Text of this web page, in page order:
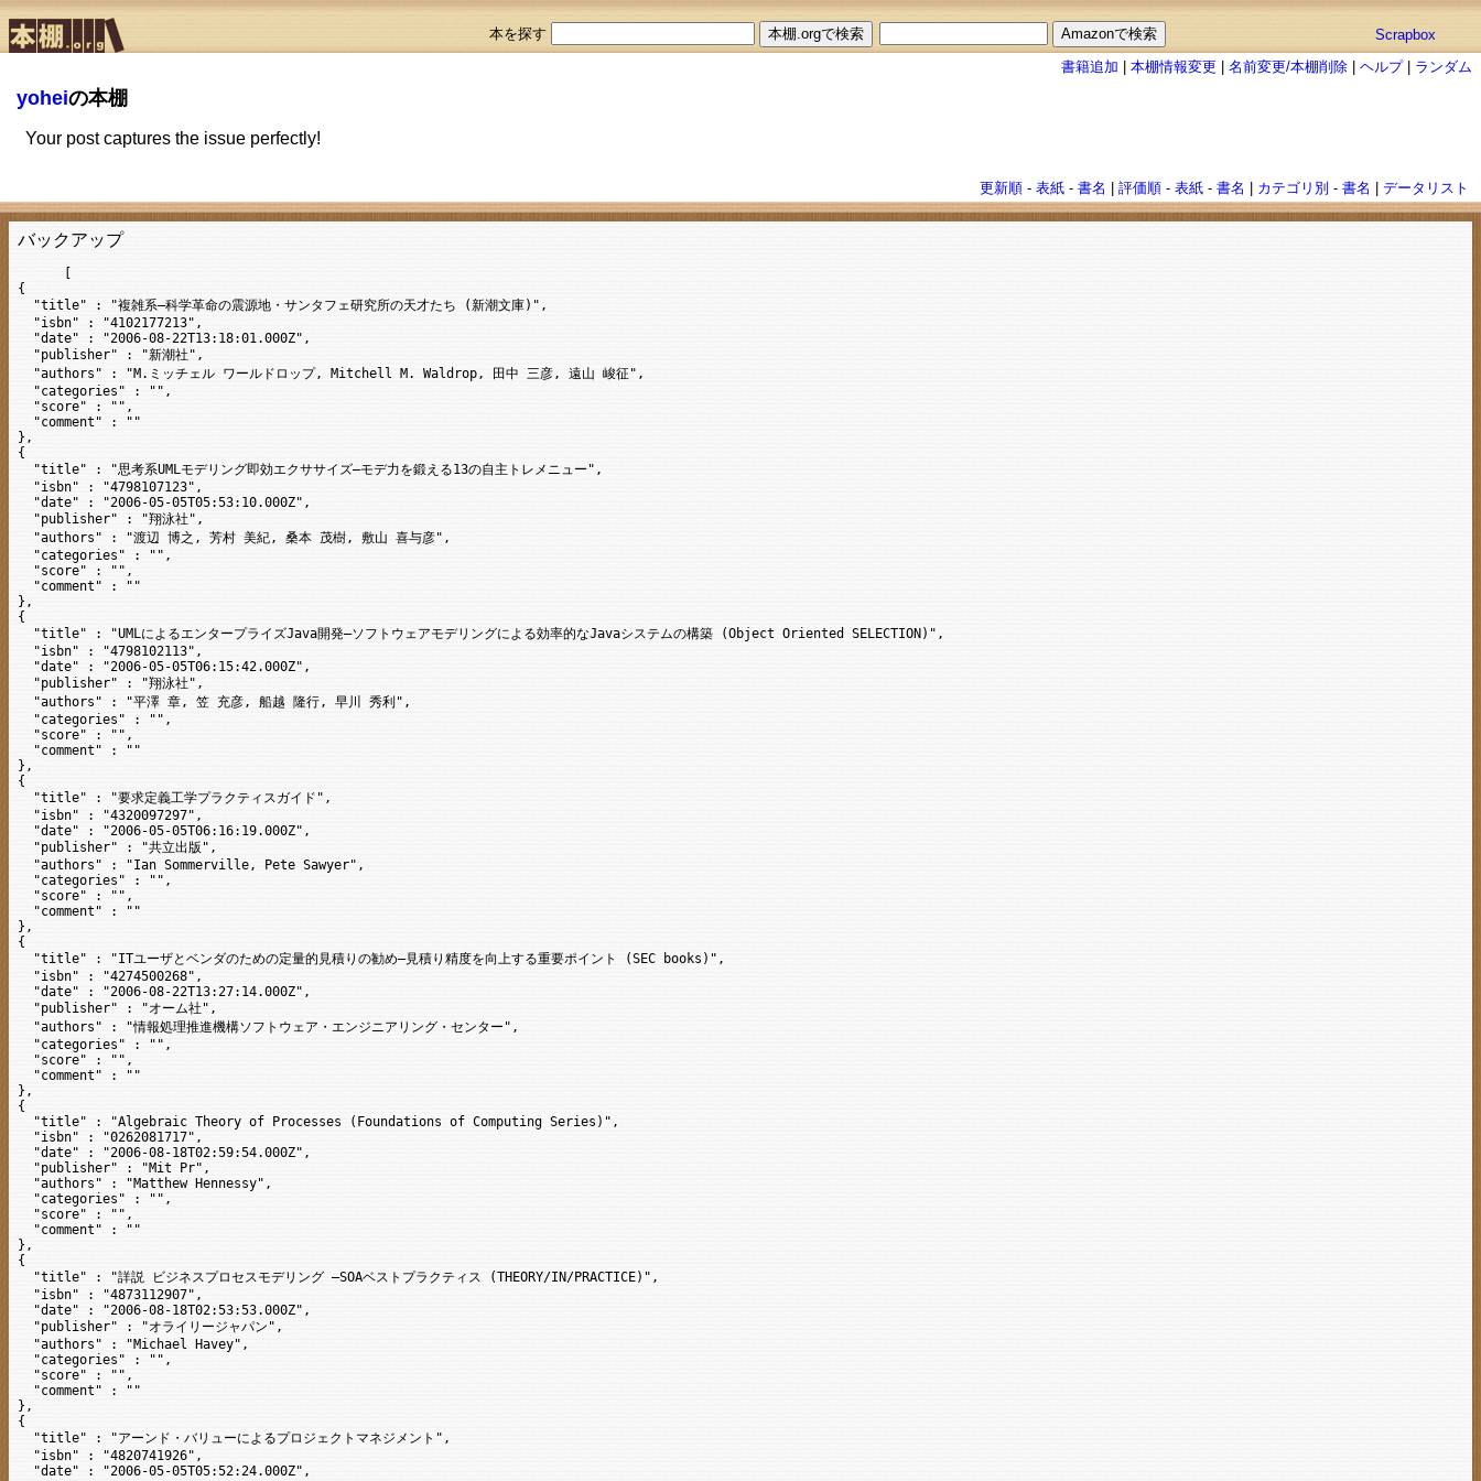
本を探す
Scrapbox
書籍追加 |本棚情報変更 |名前変更/本棚削除 |ヘルプ| ランダム
yoheiの本棚
Your post captures the issue perfectly!
更新順 -表紙 -書名 |評価順 -表紙 -書名 カテゴリ別 -書名 |データリスト
バックアップ
{
  "title" : "複雑系―科学革命の震源地・サンタフェ研究所の天才たち (新潮文庫)",
  "isbn" : "4102177213",
  "date" : "2006-08-22T13:18:01.000Z",
  "publisher" : "新潮社",
  "authors" : "M.ミッチェル ワールドロップ, Mitchell M. Waldrop, 田中 三彦, 遠山 峻征",
  "categories" : "",
  "score" : "",
  "comment" : ""
},
{
  "title" : "思考系UMLモデリング即効エクササイズ―モデ力を鍛える13の自主トレメニュー",
  "isbn" : "4798107123",
  "date" : "2006-05-05T05:53:10.000Z",
  "publisher" : "翔泳社",
  "authors" : "渡辺 博之, 芳村 美紀, 桑本 茂樹, 敷山 喜与彦",
  "categories" : "",
  "score" : "",
  "comment" : ""
},
{
  "title" : "UMLによるエンタープライズJava開発―ソフトウェアモデリングによる効率的なJavaシステムの構築 (Object Oriented SELECTION)",
  "isbn" : "4798102113",
  "date" : "2006-05-05T06:15:42.000Z",
  "publisher" : "翔泳社",
  "authors" : "平澤 章, 笠 充彦, 船越 隆行, 早川 秀利",
  "categories" : "",
  "score" : "",
  "comment" : ""
},
{
  "title" : "要求定義工学プラクティスガイド",
  "isbn" : "4320097297",
  "date" : "2006-05-05T06:16:19.000Z",
  "publisher" : "共立出版",
  "authors" : "Ian Sommerville, Pete Sawyer",
  "categories" : "",
  "score" : "",
  "comment" : ""
},
{
  "title" : "ITユーザとベンダのための定量的見積りの勧め―見積り精度を向上する重要ポイント (SEC books)",
  "isbn" : "4274500268",
  "date" : "2006-08-22T13:27:14.000Z",
  "publisher" : "オーム社",
  "authors" : "情報処理推進機構ソフトウェア・エンジニアリング・センター",
  "categories" : "",
  "score" : "",
  "comment" : ""
},
{
  "title" : "Algebraic Theory of Processes (Foundations of Computing Series)",
  "isbn" : "0262081717",
  "date" : "2006-08-18T02:59:54.000Z",
  "publisher" : "Mit Pr",
  "authors" : "Matthew Hennessy",
  "categories" : "",
  "score" : "",
  "comment" : ""
},
{
  "title" : "詳説 ビジネスプロセスモデリング ―SOAベストプラクティス (THEORY/IN/PRACTICE)",
  "isbn" : "4873112907",
  "date" : "2006-08-18T02:53:53.000Z",
  "publisher" : "オライリージャパン",
  "authors" : "Michael Havey",
  "categories" : "",
  "score" : "",
  "comment" : ""
},
{
  "title" : "アーンド・バリューによるプロジェクトマネジメント",
  "isbn" : "4820741926",
  "date" : "2006-05-05T05:52:24.000Z",